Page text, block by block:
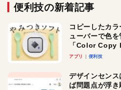
便利技の新着記事
コピーしたカ
ューバーで色
「Color Copy
アプリ 便利技
デザインセン
ば問題点が浮